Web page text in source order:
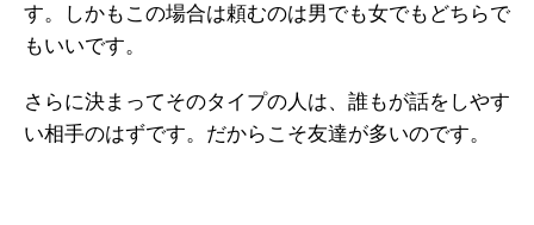
す。しかもこの場合は頼むのは男でも女でもどちらで
もいいです。
さらに決まってそのタイプの人は、誰もが話をしやす
い相手のはずです。だからこそ友達が多いのです。